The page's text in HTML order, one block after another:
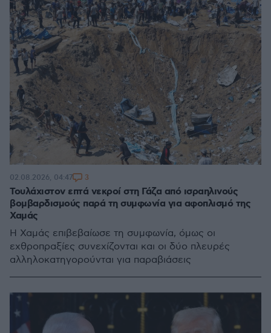
Τουλάχιστον επτά νεκροί στη Γάζα από ισραηλινούς
βομβαρδισμούς παρά τη συμφωνία για αφοπλισμό της
Χαμάς
Η Χαμάς επιβεβαίωσε τη συμφωνία, όμως οι
εχθροπραξίες συνεχίζονται και οι δύο πλευρές
αλληλοκατηγορούνται για παραβιάσεις
02.08.2026, 04:47 3